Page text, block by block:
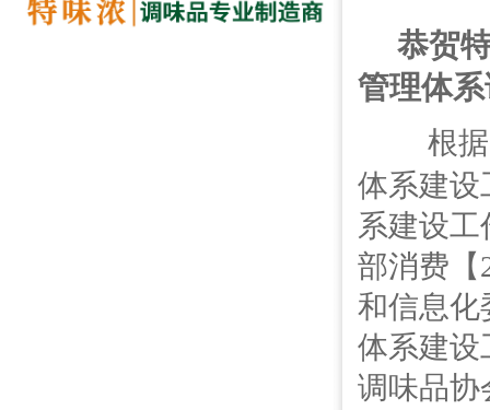
恭贺
管理体
根
体系建设
系建设工
部消费【
和信息化
体系建设
调味品协